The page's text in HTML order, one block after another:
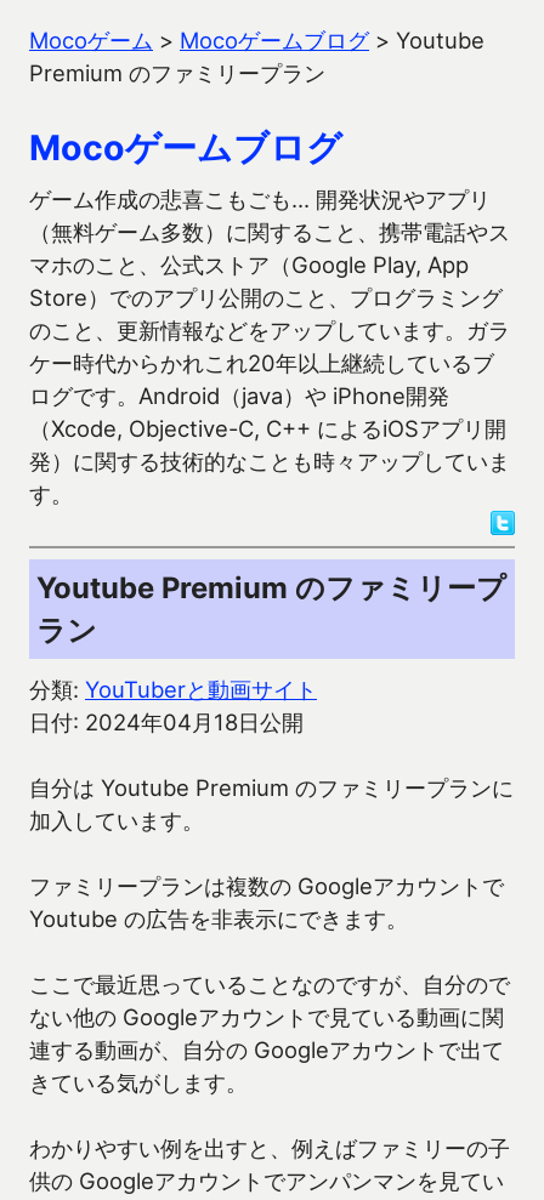
Mocoゲーム > Mocoゲームブログ> Youtube
Premium のファミリープラン
Mocoゲームブログ
ゲーム作成の悲喜こもごも… 開発状況やアプリ
（無料ゲーム多数）に関すること、携帯電話やス
マホのこと、公式ストア（Google Play, App
Store）でのアプリ公開のこと、プログラミング
のこと、更新情報などをアップしています。ガラ
ケー時代からかれこれ20年以上継続しているブ
ログです。Android（java）や iPhone開発
（Xcode, Objective-C, C++ によるiOSアプリ開
発）に関する技術的なことも時々アップしていま
す。
Youtube Premium のファミリープ
ラン
分類: YouTuberと動画サイト
日付: 2024年04月18日公開
自分は Youtube Premium のファミリープランに
加入しています。
ファミリープランは複数の Googleアカウントで
Youtube の広告を非表示にできます。
ここで最近思っていることなのですが、自分ので
ない他の Googleアカウントで見ている動画に関
連する動画が、自分の Googleアカウントで出て
きている気がします。
わかりやすい例を出すと、例えばファミリーの子
供の Googleアカウントでアンパンマンを見てい